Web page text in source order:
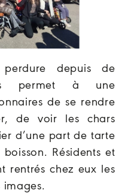
depuis de
permet à une
de se rendre
de voir les chars
d’une part de tarte
Résidents et
rentrés chez eux les
images.